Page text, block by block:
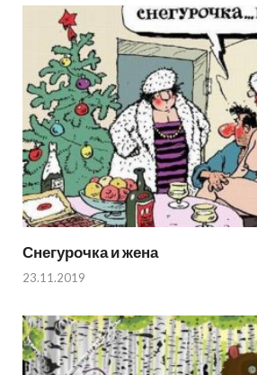
Снегурочка и жена
23.11.2019